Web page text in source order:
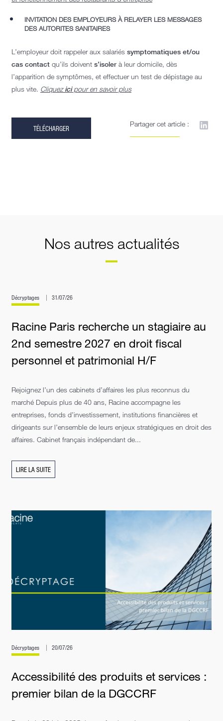
INVITATION DES EMPLOYEURS À RELAYER LES MESSAGES
DES AUTORITES SANITAIRES
L’employeur doit rappeler aux salariés symptomatiques et/ou
cas contact qu’ils doivent s’isoler à leur domicile, dès
l’apparition de symptômes, et effectuer un test de dépistage au
plus vite. Cliquezicipour en savoir plus
TÉLÉCHARGER
Partager cet article :
Nos autres actualités
Décryptages 31/07/26
Racine Paris recherche un stagiaire au
2nd semestre 2027 en droit fiscal
personnel et patrimonial H/F
Rejoignez l’un des cabinets d’affaires les plus reconnus du
marché Depuis plus de 40 ans, Racine accompagne les
entreprises, fonds d’investissement, institutions financières et
dirigeants sur l’ensemble de leurs enjeux stratégiques en droit des
affaires. Cabinet français indépendant de...
LIRE LA SUITE
Décryptages 20/07/26
Accessibilité des produits et services :
premier bilan de la DGCCRF